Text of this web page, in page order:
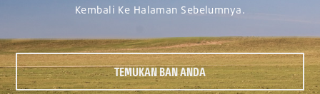
Kembali Ke Halaman Sebelumnya.
TEMUKAN BAN ANDA